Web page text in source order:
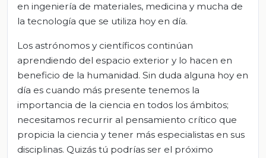
en ingeniería de materiales, medicina y mucha de
la tecnología que se utiliza hoy en día.
Los astrónomos y científicos continúan
aprendiendo del espacio exterior y lo hacen en
beneficio de la humanidad. Sin duda alguna hoy en
día es cuando más presente tenemos la
importancia de la ciencia en todos los ámbitos;
necesitamos recurrir al pensamiento crítico que
propicia la ciencia y tener más especialistas en sus
disciplinas. Quizás tú podrías ser el próximo